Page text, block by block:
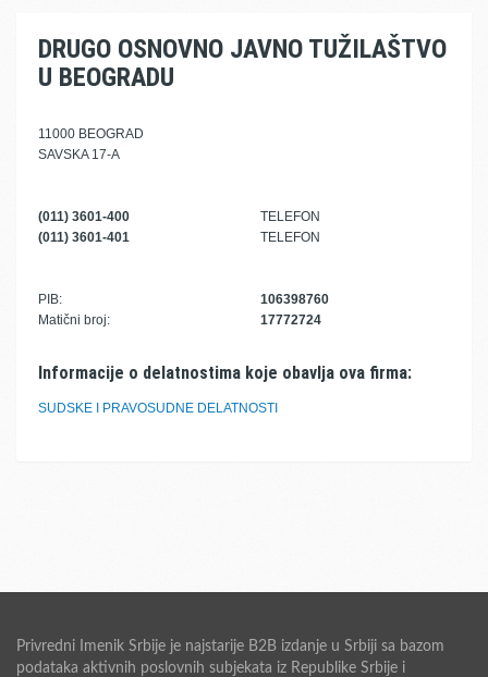
DRUGO OSNOVNO JAVNO TUŽILAŠTVO
U BEOGRADU
11000 BEOGRAD
SAVSKA 17-A
(011) 3601-400
TELEFON
(011) 3601-401
TELEFON
PIB:
106398760
Matični broj:
17772724
Informacije o delatnostima koje obavlja ova firma:
SUDSKE I PRAVOSUDNE DELATNOSTI
Privredni Imenik Srbije je najstarije B2B izdanje u Srbiji sa bazom
podataka aktivnih poslovnih subjekata iz Republike Srbije i